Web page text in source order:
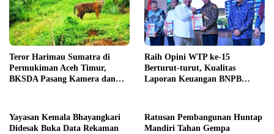
Teror Harimau Sumatra di
Permukiman Aceh Timur,
BKSDA Pasang Kamera dan
Raih Opini WTP ke-15
Berturut-turut, Kualitas
Laporan Keuangan BNPB
Yayasan Kemala Bhayangkari
Didesak Buka Data Rekaman
Ratusan Pembangunan Huntap
Mandiri Tahan Gempa